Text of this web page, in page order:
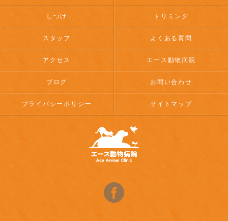
しつけ トリミング
スタッフ よくある質問
アクセス エース動物病院
ブログ お問い合わせ
プライバシーポリシー サイトマップ